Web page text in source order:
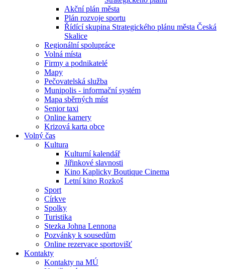
Akční plán města
Plán rozvoje sportu
Řídící skupina Strategického plánu města Česká
Skalice
Regionální spolupráce
Volná místa
Firmy a podnikatelé
Mapy
Pečovatelská služba
Munipolis - informační systém
Mapa sběrných míst
Senior taxi
Online kamery
Krizová karta obce
Volný čas
Kultura
Kulturní kalendář
Jiřinkové slavnosti
Kino Kaplicky Boutique Cinema
Letní kino Rozkoš
Sport
Církve
Spolky
Turistika
Stezka Johna Lennona
Pozvánky k sousedům
Online rezervace sportovišť
Kontakty
Kontakty na MÚ